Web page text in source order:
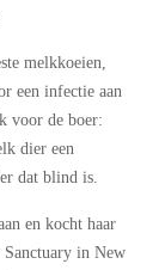
melkkoeien,
een infectie aan
voor de boer:
dier een
dat blind is.
en kocht haar
in New